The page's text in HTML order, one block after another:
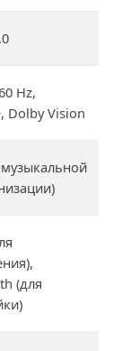
Hz,
Dolby Vision
(для